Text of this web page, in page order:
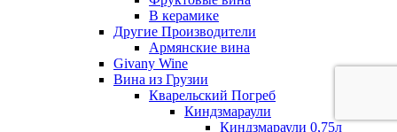
В керамике
Другие Производители
Армянские вина
Givany Wine
Вина из Грузии
Кварельский Погреб
Киндзмараули
Киндзмараули 0,75л